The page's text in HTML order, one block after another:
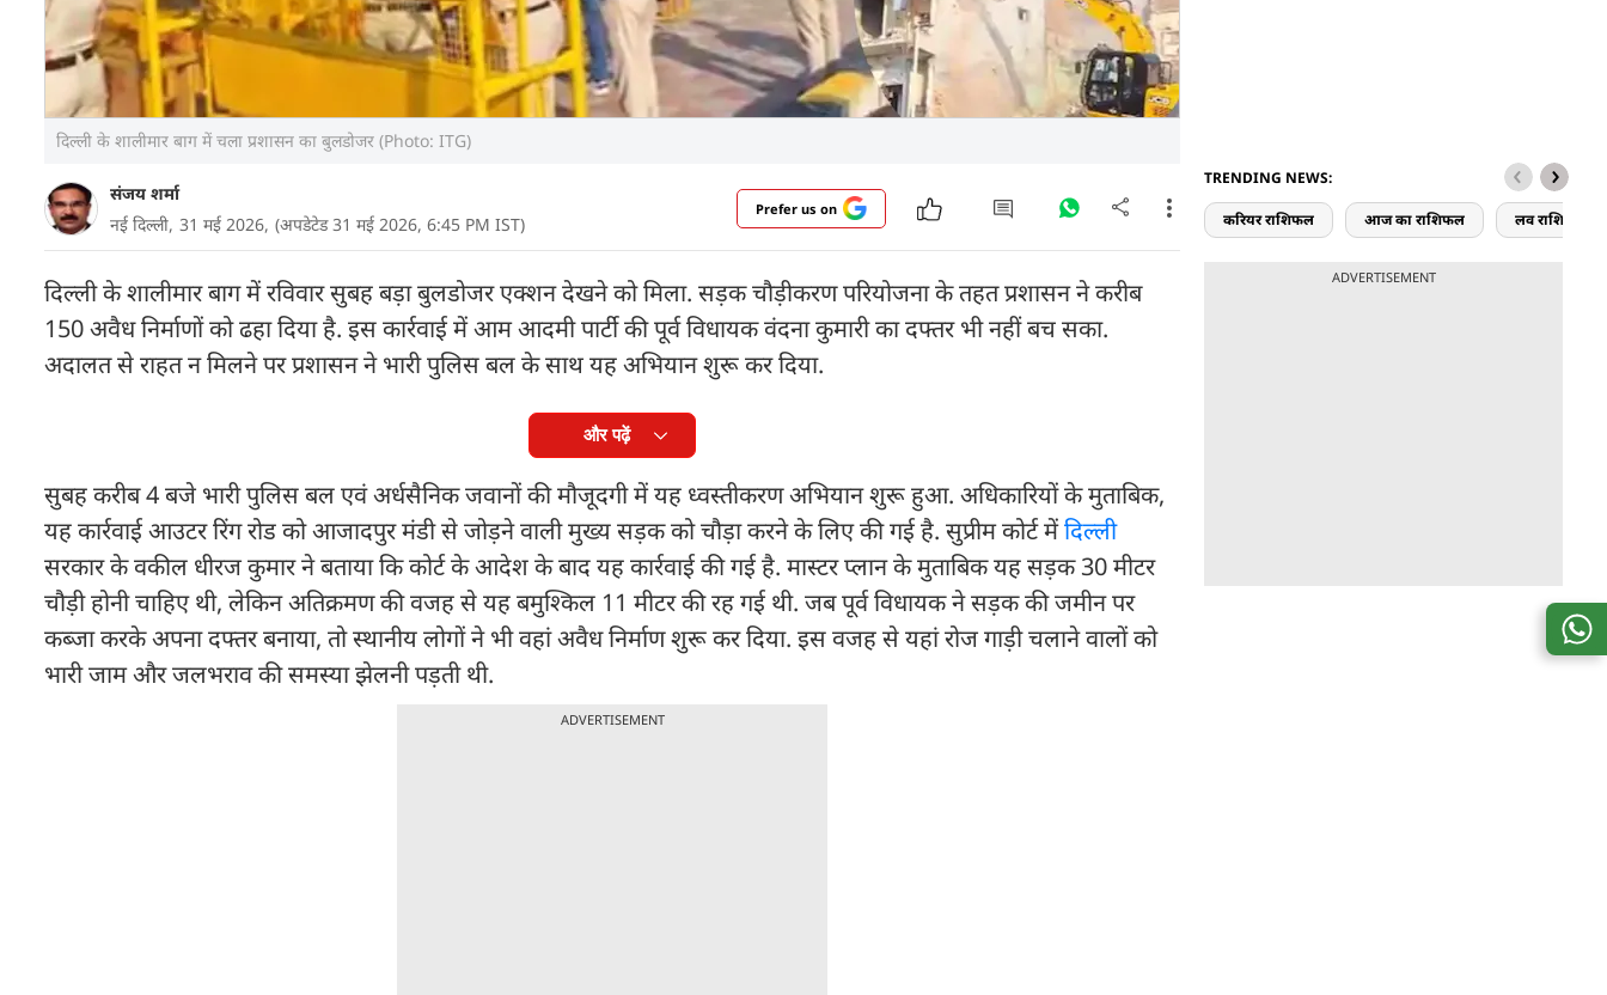
दिल्ली के शालीमार बाग में चला प्रशासन का बुलडोजर (Photo: ITG)
संजय शर्मा
नई दिल्ली, 31 मई 2026, (अपडेटेड 31 मई 2026, 6:45 PM IST)
Prefer us on
दिल्ली के शालीमार बाग में रविवार सुबह बड़ा बुलडोजर एक्शन देखने को मिला. सड़क चौड़ीकरण परियोजना के तहत प्रशासन ने करीब
150 अवैध निर्माणों को ढहा दिया है. इस कार्रवाई में आम आदमी पार्टी की पूर्व विधायक वंदना कुमारी का दफ्तर भी नहीं बच सका.
अदालत से राहत न मिलने पर प्रशासन ने भारी पुलिस बल के साथ यह अभियान शुरू कर दिया.
और पढ़ें
सुबह करीब 4 बजे भारी पुलिस बल एवं अर्धसैनिक जवानों की मौजूदगी में यह ध्वस्तीकरण अभियान शुरू हुआ. अधिकारियों के मुताबिक,
यह कार्रवाई आउटर रिंग रोड को आजादपुर मंडी से जोड़ने वाली मुख्य सड़क को चौड़ा करने के लिए की गई है. सुप्रीम कोर्ट मेंदिल्ली
सरकार के वकील धीरज कुमार ने बताया कि कोर्ट के आदेश के बाद यह कार्रवाई की गई है. मास्टर प्लान के मुताबिक यह सड़क 30 मीटर
चौड़ी होनी चाहिए थी, लेकिन अतिक्रमण की वजह से यह बमुश्किल 11 मीटर की रह गई थी. जब पूर्व विधायक ने सड़क की जमीन पर
कब्जा करके अपना दफ्तर बनाया, तो स्थानीय लोगों ने भी वहां अवैध निर्माण शुरू कर दिया. इस वजह से यहां रोज गाड़ी चलाने वालों को
भारी जाम और जलभराव की समस्या झेलनी पड़ती थी.
ADVERTISEMENT
TRENDING NEWS:
करियर राशिफल आज का राशिफल लव राशिफल
ADVERTISEMENT